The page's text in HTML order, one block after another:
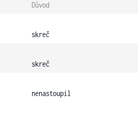
Důvod
skreč
skreč
nenastoupil